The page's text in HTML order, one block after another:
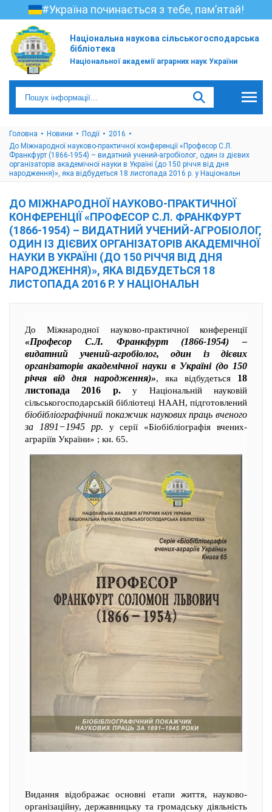
#Україна починається з тебе, пам’ятай!
Національна наукова сільськогосподарська
бібліотека
Національної академії аграрних наук України
Головна Новини Події
2016
До Міжнародної науково-практичної конференції «Професор С.Л.
Франкфурт (1866-1954) – видатний учений-агробіолог, один із дієвих
організаторів академічної науки в Україні (до 150 річчя від дня
народження)», яка відбудеться 18 листопада 2016 р. у Національн
ДО МІЖНАРОДНОЇ НАУКОВО-ПРАКТИЧНОЇ
КОНФЕРЕНЦІЇ «ПРОФЕСОР С.Л. ФРАНКФУРТ
(1866-1954) – ВИДАТНИЙ УЧЕНИЙ-АГРОБІОЛОГ,
ОДИН ІЗ ДІЄВИХ ОРГАНІЗАТОРІВ АКАДЕМІЧНОЇ
НАУКИ В УКРАЇНІ (ДО 150 РІЧЧЯ ВІД ДНЯ
НАРОДЖЕННЯ)», ЯКА ВІДБУДЕТЬСЯ 18
ЛИСТОПАДА 2016 Р. У НАЦІОНАЛЬН
До Міжнародної науково-практичної конференції
«Професор С.Л. Франкфурт (1866-1954) –
видатний учений-агробіолог, один із дієвих
організаторів академічної науки в Україні (до 150
річчя від дня народження)», яка відбудеться 18
листопада 2016 р.у Національній науковій
сільськогосподарській бібліотеці НААН, підготовлений
біобібліографічний покажчик наукових праць вченого
за 1891−1945 рр. у серії «Біобібліографія вчених-
аграріїв України» ; кн. 65.
Видання відображає основні етапи життя, науково-
організаційну, державницьку та громадську діяльність